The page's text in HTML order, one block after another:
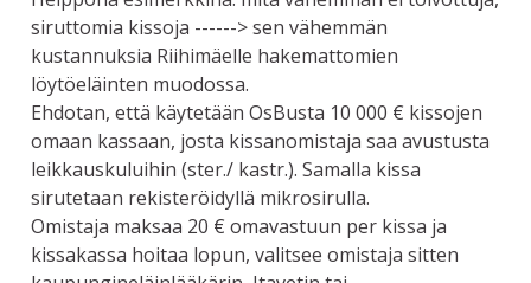
siruttomia kissoja ------> sen vähemmän
kustannuksia Riihimäelle hakemattomien
löytöeläinten muodossa.
Ehdotan, että käytetään OsBusta 10 000 € kissojen
omaan kassaan, josta kissanomistaja saa avustusta
leikkauskuluihin (ster./ kastr.). Samalla kissa
sirutetaan rekisteröidyllä mikrosirulla.
Omistaja maksaa 20 € omavastuun per kissa ja
kissakassa hoitaa lopun, valitsee omistaja sitten